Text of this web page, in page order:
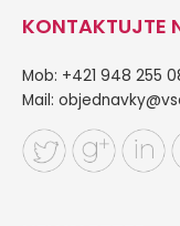
KONTAKTUJTE
Mob: +421 948 255
Mail: